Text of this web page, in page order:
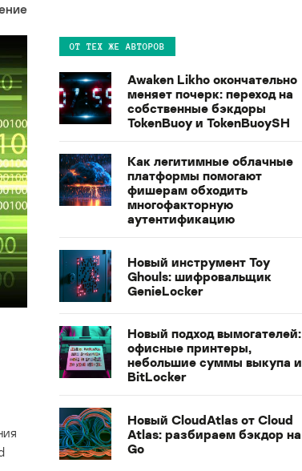
ОТ ТЕХ ЖЕ АВТОРОВ
Awaken Likho окончательно
меняет почерк: переход на
собственные бэкдоры
TokenBuoy и TokenBuoySH
Как легитимные облачные
платформы помогают
фишерам обходить
многофакторную
аутентификацию
Новый инструмент Toy
Ghouls: шифровальщик
GenieLocker
Новый подход вымогателей:
офисные принтеры,
небольшие суммы выкупа и
BitLocker
Новый CloudAtlas от Cloud
Atlas: разбираем бэкдор на
Go